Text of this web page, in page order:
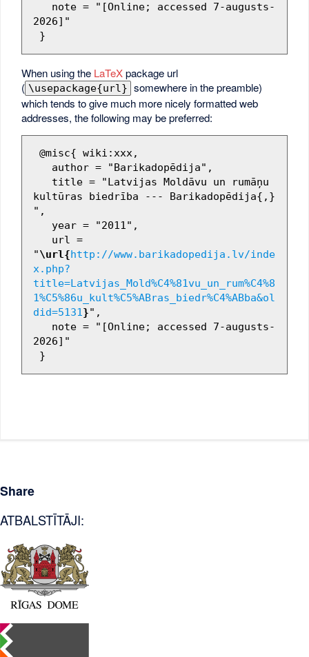
2026]"
When using the LaTeXpackage url
( \usepackage{url} somewhere in the preamble)
which tends to give much more nicely formatted web
addresses, the following may be preferred:
kultūras biedrība --- Barikadopēdija{,}
",
"\url{http://www.barikadopedija.lv/inde
x.php?
title=Latvijas_Mold%C4%81vu_un_rum%C4%8
1%C5%86u_kult%C5%ABras_biedr%C4%ABba&ol
did=5131}",
2026]"
Share
ATBALSTĪTĀJI: